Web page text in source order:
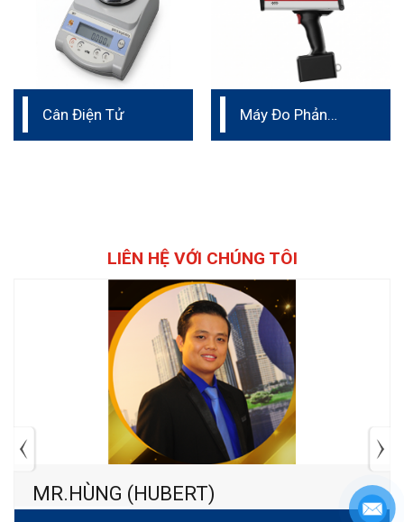
Cân Điện Tử
Máy Đo Phản
LIÊN HỆ VỚI CHÚNG TÔI
MR.HÙNG (HUBERT)